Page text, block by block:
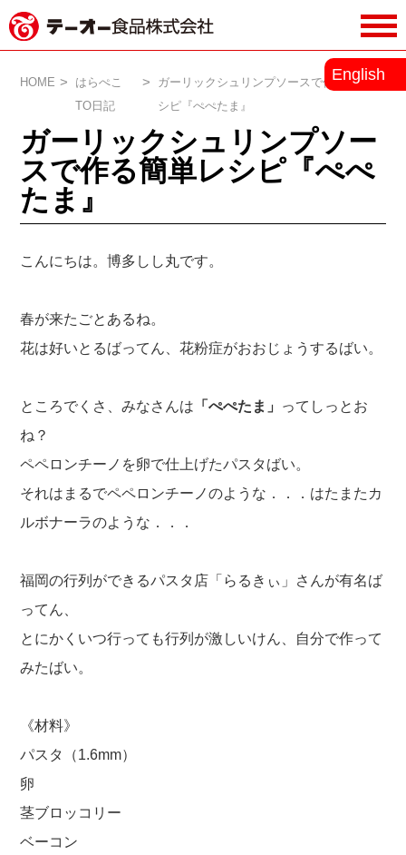
ー食品株式会社
English
HOME
はらぺこ
TO日記
ガーリックシュリンプソースで作る簡単レ
シピ『ぺぺたま』
ガーリックシュリンプソー
スで作る簡単レシピ『ぺぺ
たま』
こんにちは。博多しし丸です。
春が来たごとあるね。
花は好いとるばってん、花粉症がおおじょうするばい。
ところでくさ、みなさんは 「ぺぺたま」 ってしっとお
ね？
ペペロンチーノを卵で仕上げたパスタばい。
それはまるでペペロンチーノのような．．．はたまたカ
ルボナーラのような．．．
福岡の行列ができるパスタ店「らるきぃ」さんが有名ば
ってん、
とにかくいつ行っても行列が激しいけん、自分で作って
みたばい。
《材料》
パスタ（1.6mm）
卵
茎ブロッコリー
ベーコン